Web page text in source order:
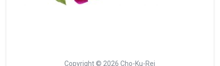
Copyright © 2026 Cho-Ku-Rei